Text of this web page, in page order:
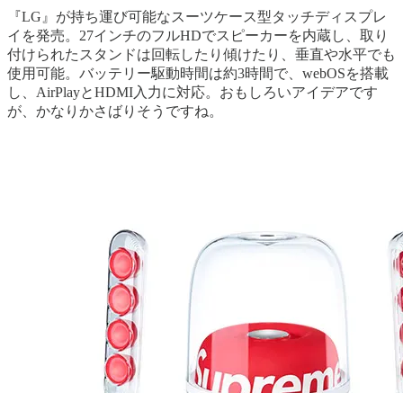
『LG』が持ち運び可能なスーツケース型タッチディスプレ
イを発売。27インチのフルHDでスピーカーを内蔵し、取り
付けられたスタンドは回転したり傾けたり、垂直や水平でも
使用可能。バッテリー駆動時間は約3時間で、webOSを搭載
し、AirPlayとHDMI入力に対応。おもしろいアイデアです
が、かなりかさばりそうですね。